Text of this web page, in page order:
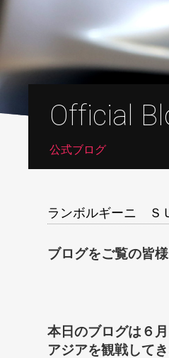
Official
公式ブログ
ランボルギーニ Ｓ
ブログをご覧の皆様
本日のブログは６
アジアを観戦して